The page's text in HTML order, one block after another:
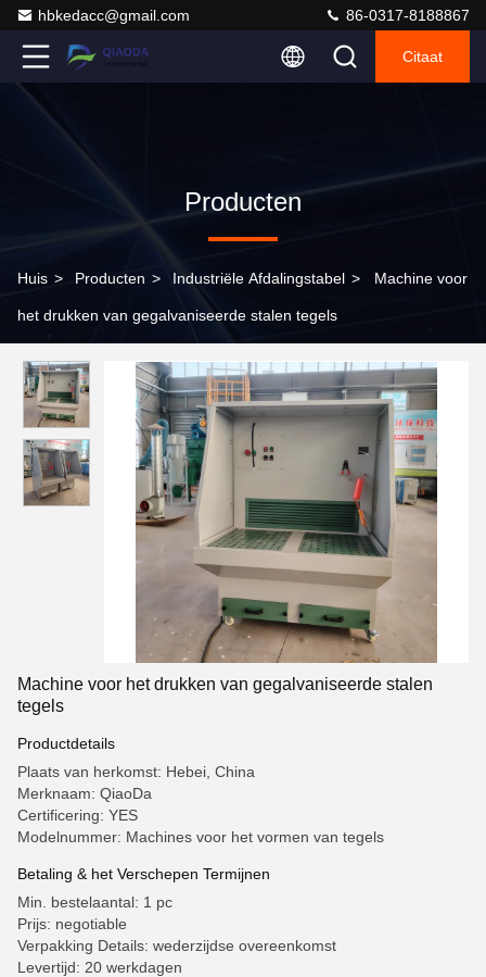
hbkedacc@gmail.com 86-0317-8188867
Citaat
Producten
Huis > Producten > Industriële Afdalingstabel > Machine voor
het drukken van gegalvaniseerde stalen tegels
Machine voor het drukken van gegalvaniseerde stalen
tegels
Productdetails
Plaats van herkomst: Hebei, China
Merknaam: QiaoDa
Certificering: YES
Modelnummer: Machines voor het vormen van tegels
Betaling & het Verschepen Termijnen
Min. bestelaantal: 1 pc
Prijs: negotiable
Verpakking Details: wederzijdse overeenkomst
Levertijd: 20 werkdagen